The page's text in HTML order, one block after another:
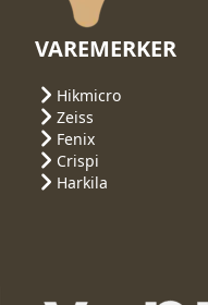
VAREMERKER
Hikmicro
Zeiss
Fenix
Crispi
Harkila